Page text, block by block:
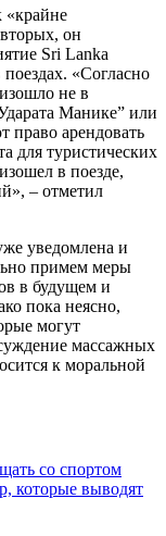
«крайне
он
Sri Lanka
«Согласно
не в
Манике” или
арендовать
для туристических
в поезде,
– отметил
уведомлена и
примем меры
в будущем и
пока неясно,
могут
массажных
к моральной
которые выводят